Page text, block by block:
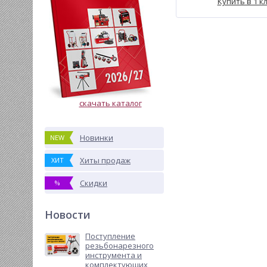
скачать каталог
NEW Новинки
ХИТ Хиты продаж
% Скидки
Новости
Поступление
резьбонарезного
инструмента и
комплектующих